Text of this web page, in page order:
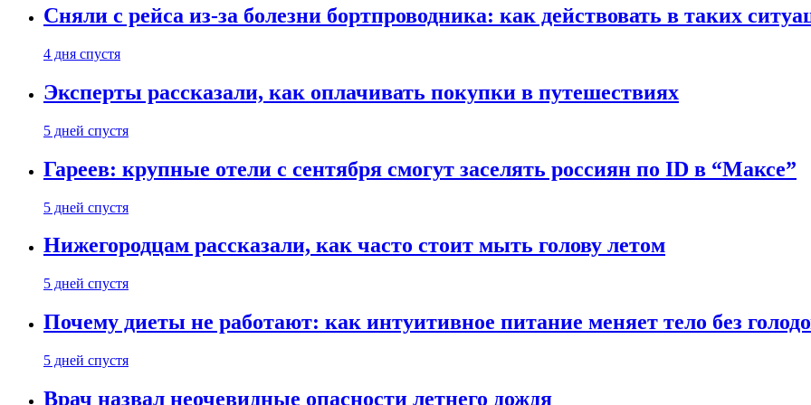
Сняли с рейса из-за болезни бортпроводника: как действовать в таких
4 дня спустя
Эксперты рассказали, как оплачивать покупки в путешествиях
5 дней спустя
Гареев: крупные отели с сентября смогут заселять россиян по ID в “Максе”
5 дней спустя
Нижегородцам рассказали, как часто стоит мыть голову летом
5 дней спустя
Почему диеты не работают: как интуитивное питание меняет тело без
5 дней спустя
Врач назвал неочевидные опасности летнего дождя